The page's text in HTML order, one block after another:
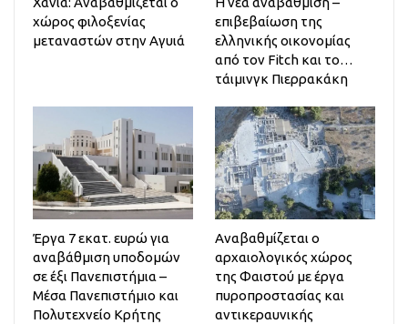
χώρος φιλοξενίας
μεταναστών στην Αγυιά
επιβεβαίωση της
ελληνικής οικονομίας
από τον Fitch και το…
τάιμινγκ Πιερρακάκη
Έργα 7 εκατ. ευρώ για
αναβάθμιση υποδομών
σε έξι Πανεπιστήμια –
Μέσα Πανεπιστήμιο και
Πολυτεχνείο Κρήτης
Αναβαθμίζεται ο
αρχαιολογικός χώρος
της Φαιστού με έργα
πυροπροστασίας και
αντικεραυνικής